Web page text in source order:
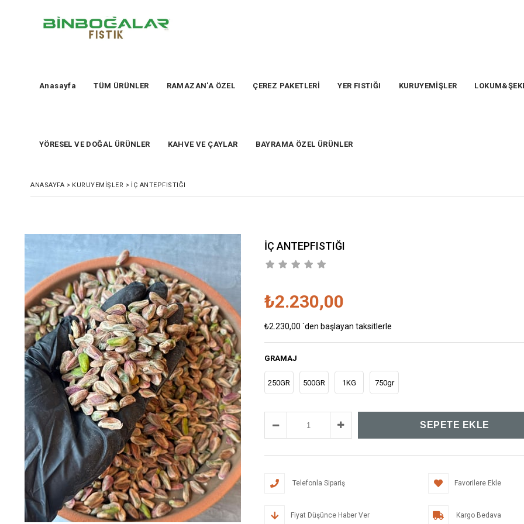
Anasayfa TÜM ÜRÜNLER RAMAZAN'A ÖZEL ÇEREZ PAKETLERİ YER FISTIĞI KURUYEMİŞLER
YÖRESEL VE DOĞAL ÜRÜNLER KAHVE VE ÇAYLAR BAYRAMA ÖZEL ÜRÜNLER
ANASAYFA > KURUYEMİŞLER > İÇ ANTEPFISTIĞI
İÇ ANTEPFISTIĞI
₺2.230,00
₺2.230,00 `den başlayan taksitlerle
GRAMAJ
250GR 500GR 1KG 750gr
Telefonla Sipariş Favorilere Ekle
Fiyat Düşünce Haber Ver Kargo Bedava